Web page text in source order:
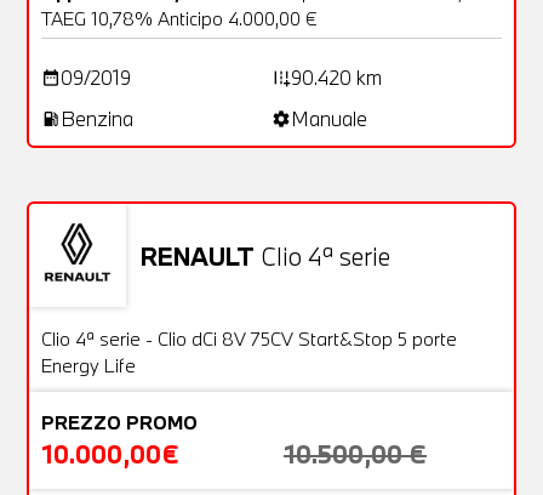
TAEG 10,78% Anticipo 4.000,00 €
date_range09/2019 add_road90.420 km
local_gas_station Benzina settingsManuale
RENAULT Clio 4ª serie
OFFERTA
Usato
Clio 4ª serie - Clio dCi 8V 75CV Start&Stop 5 porte
Energy Life
PREZZO PROMO
10.000,00€ 10.500,00 €